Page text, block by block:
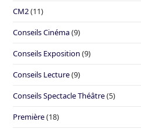
CM2(11)
Conseils Cinéma(9)
Conseils Exposition (9)
Conseils Lecture(9)
Conseils Spectacle Théâtre(5)
Première(18)